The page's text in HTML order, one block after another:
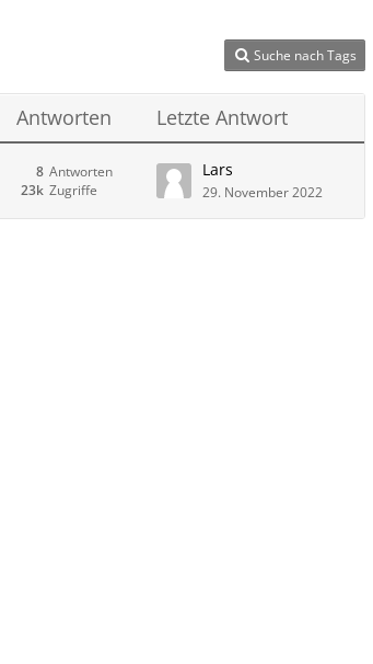
Suche nach Tags
Antworten Letzte Antwort
Antworten
8
Zugriffe
23k
Lars
29. November 2022